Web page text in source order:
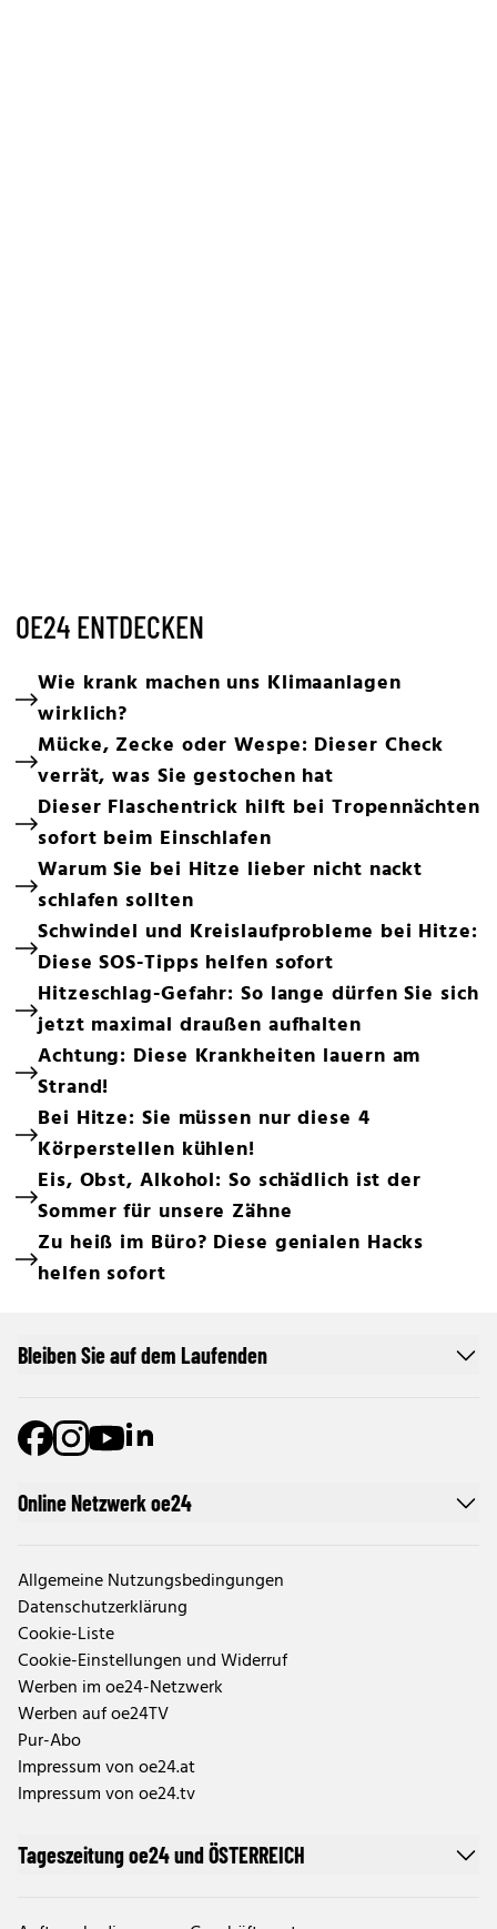
OE24 ENTDECKEN
Wie krank machen uns Klimaanlagen
wirklich?
Mücke, Zecke oder Wespe: Dieser Check
verrät, was Sie gestochen hat
Dieser Flaschentrick hilft bei Tropennächten
sofort beim Einschlafen
Warum Sie bei Hitze lieber nicht nackt
schlafen sollten
Schwindel und Kreislaufprobleme bei Hitze:
Diese SOS-Tipps helfen sofort
Hitzeschlag-Gefahr: So lange dürfen Sie sich
jetzt maximal draußen aufhalten
Achtung: Diese Krankheiten lauern am
Strand!
Bei Hitze: Sie müssen nur diese 4
Körperstellen kühlen!
Eis, Obst, Alkohol: So schädlich ist der
Sommer für unsere Zähne
Zu heiß im Büro? Diese genialen Hacks
helfen sofort
Online Netzwerk oe24
Allgemeine Nutzungsbedingungen
Datenschutzerklärung
Cookie-Liste
Cookie-Einstellungen und Widerruf
Werben im oe24-Netzwerk
Werben auf oe24TV
Pur-Abo
Impressum von oe24.at
Impressum von oe24.tv
Tageszeitung oe24 und ÖSTERREICH
Bleiben Sie auf dem Laufenden